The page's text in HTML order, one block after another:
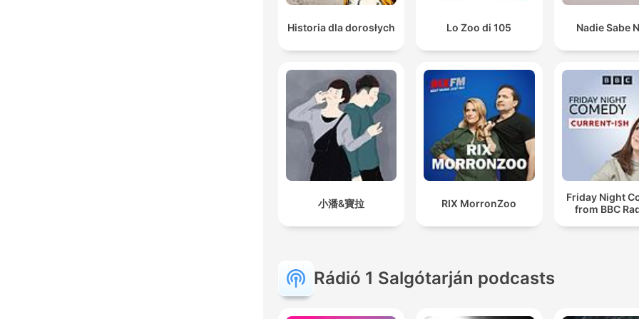
Historia dla dorosłych Lo Zoo di 105 Nadie Sabe
小潘&寶拉 RIX MorronZoo
Friday Night
from BBC
Rádió 1 Salgótarján podcasts